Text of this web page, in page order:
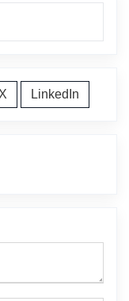
X LinkedIn